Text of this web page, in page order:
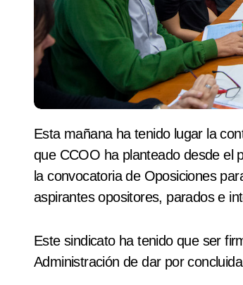
Esta mañana ha tenido lugar la
que CCOO ha planteado desde el
la convocatoria de Oposiciones
aspirantes opositores, parados e
Este sindicato ha tenido que ser
Administración de dar por